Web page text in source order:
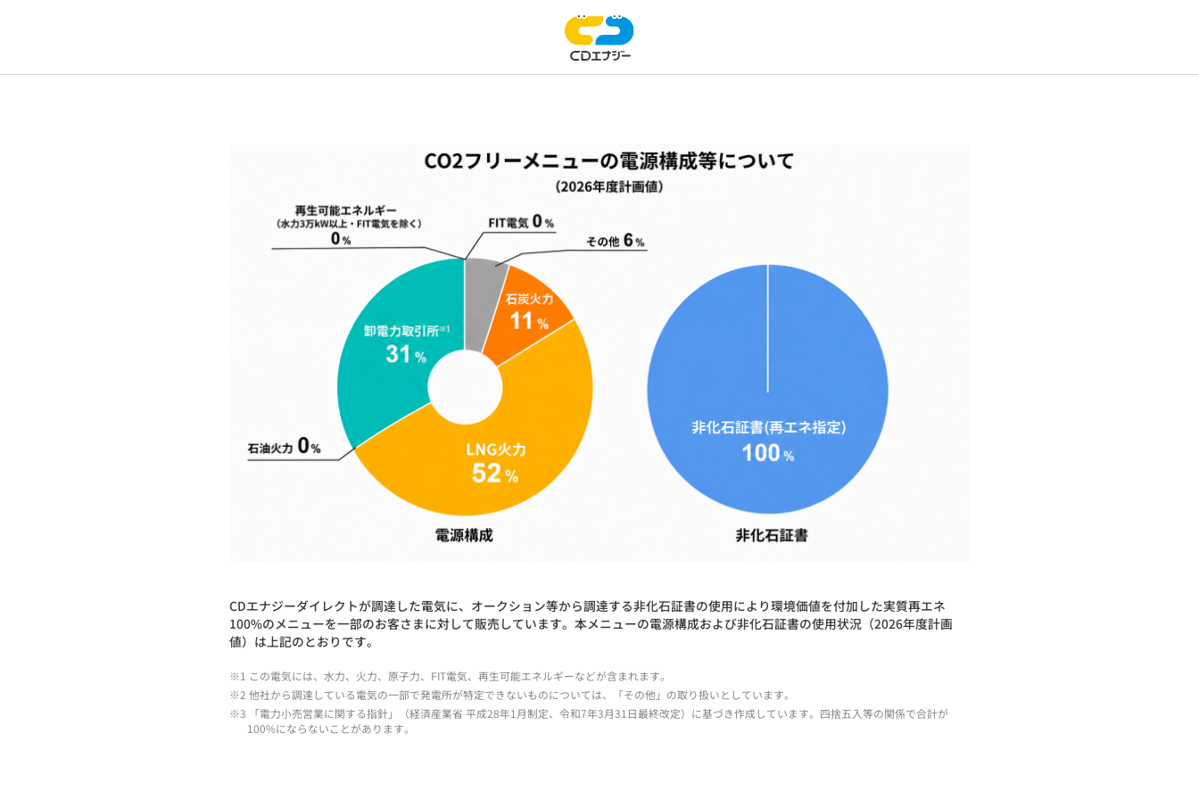
CDエナジーダイレクトが調達した電気に、オークション等から調達する非化石証書の使用により環境価値を付加した実質再エネ
100%のメニューを一部のお客さまに対して販売しています。本メニューの電源構成および非化石証書の使用状況（2026年度計画
値）は上記のとおりです。
※1 この電気には、水力、火力、原子力、FIT電気、再生可能エネルギーなどが含まれます。
※2 他社から調達している電気の一部で発電所が特定できないものについては、「その他」の取り扱いとしています。
※3 「電力小売営業に関する指針」（経済産業省 平成28年1月制定、令和7年3月31日最終改定）に基づき作成しています。四捨五入等の関係で合計が
100%にならないことがあります。